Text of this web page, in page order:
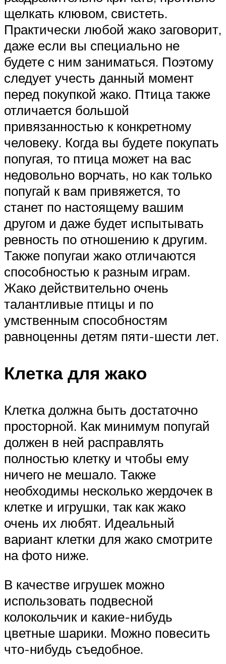
щелкать клювом, свистеть.
Практически любой жако заговорит,
даже если вы специально не
будете с ним заниматься. Поэтому
следует учесть данный момент
перед покупкой жако. Птица также
отличается большой
привязанностью к конкретному
человеку. Когда вы будете покупать
попугая, то птица может на вас
недовольно ворчать, но как только
попугай к вам привяжется, то
станет по настоящему вашим
другом и даже будет испытывать
ревность по отношению к другим.
Также попугаи жако отличаются
способностью к разным играм.
Жако действительно очень
талантливые птицы и по
умственным способностям
равноценны детям пяти-шести лет.
Клетка для жако
Клетка должна быть достаточно
просторной. Как минимум попугай
должен в ней расправлять
полностью клетку и чтобы ему
ничего не мешало. Также
необходимы несколько жердочек в
клетке и игрушки, так как жако
очень их любят. Идеальный
вариант клетки для жако смотрите
на фото ниже.
В качестве игрушек можно
использовать подвесной
колокольчик и какие-нибудь
цветные шарики. Можно повесить
что-нибудь съедобное.